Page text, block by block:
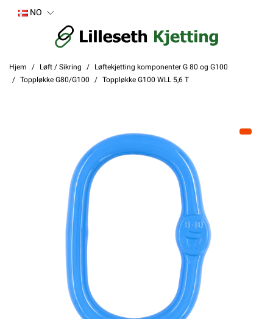
NO
Hjem Løft / Sikring
Løftekjetting komponenter G 80 og G100
Toppløkke G80/G100
Toppløkke G100 WLL 5,6 T